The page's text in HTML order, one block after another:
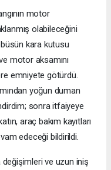
motor
olabileceğini
kara kutusu
motor aksamını
emniyete götürdü.
yoğun duman
sonra itfaiyeye
araç bakım kayıtları
edeceği bildirildi.
değişimleri ve uzun iniş